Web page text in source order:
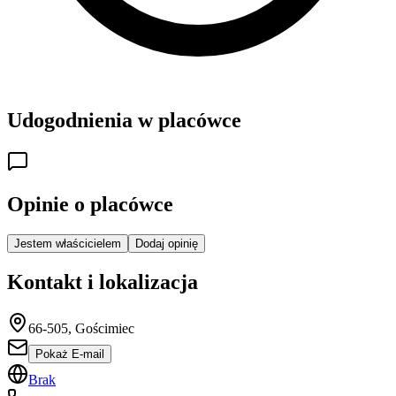
Udogodnienia w placówce
Opinie o placówce
Jestem właścicielem Dodaj opinię
Kontakt i lokalizacja
66-505, Gościmiec
Pokaż E-mail
Brak